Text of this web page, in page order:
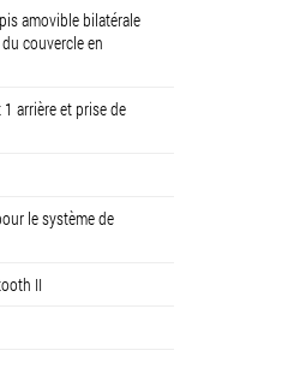
amovible bilatérale
couvercle en
arrière et prise de
le système de
II